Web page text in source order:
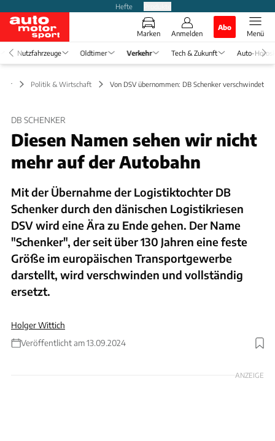
Hefte
Marken Anmelden
Abo
Menü
Nutzfahrzeuge Oldtimer Verkehr Tech & Zukunft Auto-
Politik & Wirtschaft Von DSV übernommen: DB Schenker verschwindet
DB SCHENKER
Diesen Namen sehen wir nicht
mehr auf der Autobahn
Mit der Übernahme der Logistiktochter DB
Schenker durch den dänischen Logistikriesen
DSV wird eine Ära zu Ende gehen. Der Name
"Schenker", der seit über 130 Jahren eine feste
Größe im europäischen Transportgewerbe
darstellt, wird verschwinden und vollständig
ersetzt.
Holger Wittich
Veröffentlicht am 13.09.2024
Foto: MADS CLAUS RASMUSSEN via Getty Images
ANZEIGE